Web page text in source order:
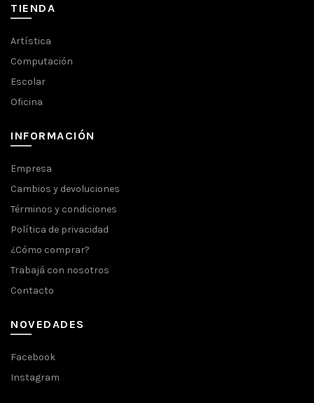
TIENDA
Artística
Computación
Escolar
Oficina
INFORMACIÓN
Empresa
Cambios y devoluciones
Términos y condiciones
Política de privacidad
¿Cómo comprar?
Trabajá con nosotros
Contacto
NOVEDADES
Facebook
Instagram